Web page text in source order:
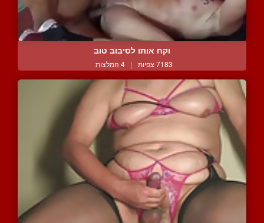
וקח אותו לסיבוב טוב
7183 צפיות | 4 המלצות